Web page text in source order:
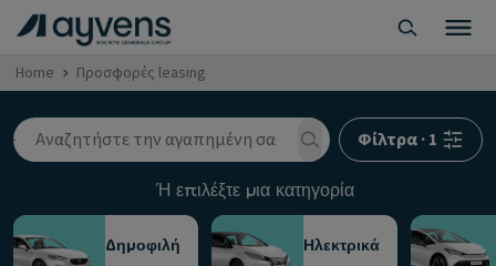
Home Προσφορές leasing
Φίλτρα·1
Ή επιλέξτε μια κατηγορία
Δημοφιλή Ηλεκτρικά